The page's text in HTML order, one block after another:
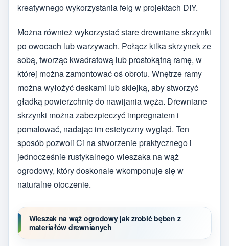
kreatywnego wykorzystania felg w projektach DIY.
Można również wykorzystać stare drewniane skrzynki
po owocach lub warzywach. Połącz kilka skrzynek ze
sobą, tworząc kwadratową lub prostokątną ramę, w
której można zamontować oś obrotu. Wnętrze ramy
można wyłożyć deskami lub sklejką, aby stworzyć
gładką powierzchnię do nawijania węża. Drewniane
skrzynki można zabezpieczyć impregnatem i
pomalować, nadając im estetyczny wygląd. Ten
sposób pozwoli Ci na stworzenie praktycznego i
jednocześnie rustykalnego wieszaka na wąż
ogrodowy, który doskonale wkomponuje się w
naturalne otoczenie.
Wieszak na wąż ogrodowy jak zrobić bęben z
materiałów drewnianych